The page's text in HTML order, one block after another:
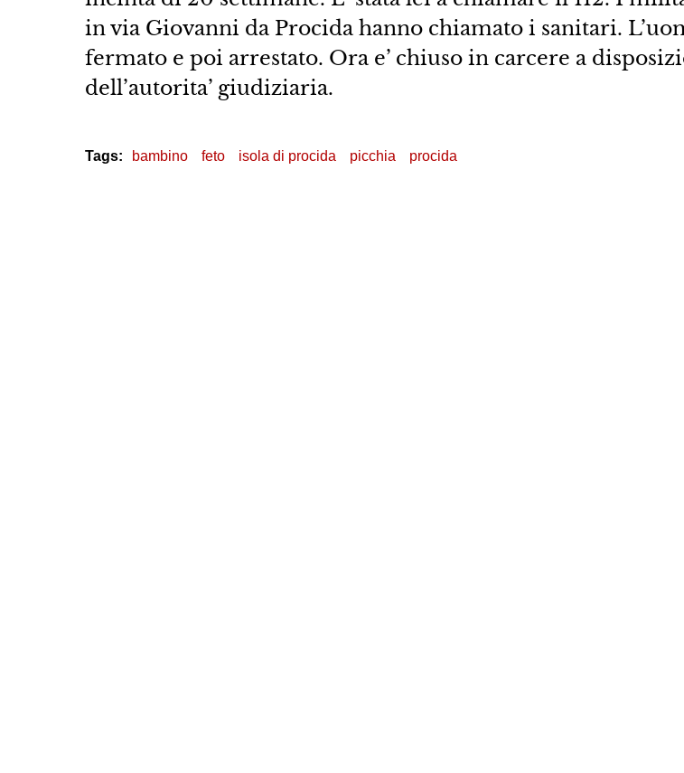
in via Giovanni da Procida hanno chiamato i sanitari.
fermato e poi arrestato. Ora e’ chiuso in carcere a
dell’autorita’ giudiziaria.
Tags: bambino feto isola di procida picchia procida